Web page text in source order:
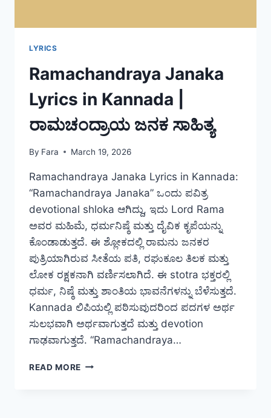
LYRICS
Ramachandraya Janaka
Lyrics in Kannada |
ರಾಮಚಂದ್ರಾಯ ಜನಕ ಸಾಹಿತ್ಯ
By Fara March 19, 2026
Ramachandraya Janaka Lyrics in Kannada:
“Ramachandraya Janaka” ಒಂದು ಪವಿತ್ರ
devotional shloka ಆಗಿದ್ದು, ಇದು Lord Rama
ಅವರ ಮಹಿಮೆ, ಧರ್ಮನಿಷ್ಠೆ ಮತ್ತು ದೈವಿಕ ಕೃಪೆಯನ್ನು
ಕೊಂಡಾಡುತ್ತದೆ. ಈ ಶ್ಲೋಕದಲ್ಲಿ ರಾಮನು ಜನಕರ
ಪುತ್ರಿಯಾಗಿರುವ ಸೀತೆಯ ಪತಿ, ರಘುಕೂಲ ತಿಲಕ ಮತ್ತು
ಲೋಕ ರಕ್ಷಕನಾಗಿ ವರ್ಣಿಸಲಾಗಿದೆ. ಈ stotra ಭಕ್ತರಲ್ಲಿ
ಧರ್ಮ, ನಿಷ್ಠೆ ಮತ್ತು ಶಾಂತಿಯ ಭಾವನೆಗಳನ್ನು ಬೆಳೆಸುತ್ತದೆ.
Kannada ಲಿಪಿಯಲ್ಲಿ ಪಠಿಸುವುದರಿಂದ ಪದಗಳ ಅರ್ಥ
ಸುಲಭವಾಗಿ ಅರ್ಥವಾಗುತ್ತದೆ ಮತ್ತು devotion
ಗಾಢವಾಗುತ್ತದೆ. “Ramachandraya…
READ MORE RAMACHANDRAYA